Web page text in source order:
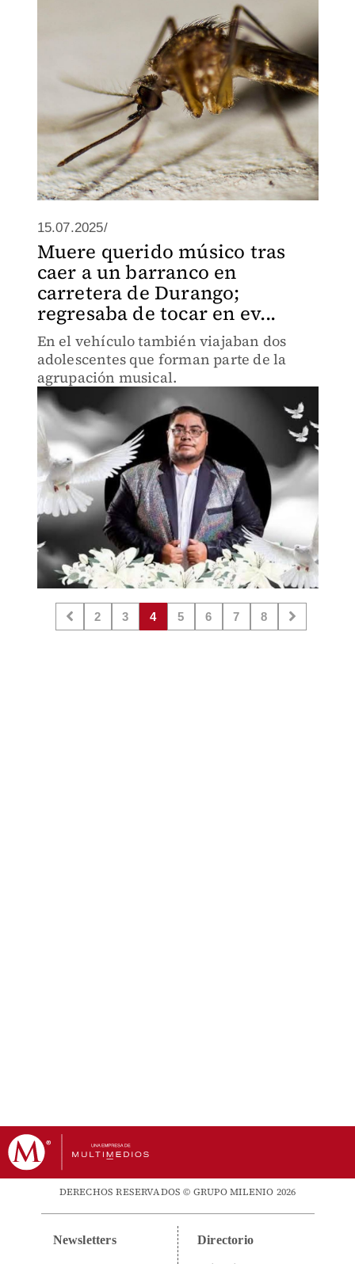
15.07.2025/
Muere querido músico tras
caer a un barranco en
carretera de Durango;
regresaba de tocar en ev...
En el vehículo también viajaban dos
adolescentes que forman parte de la
agrupación musical.
2 3 4 5 6 7 8
DERECHOS RESERVADOS © GRUPO MILENIO 2026
Newsletters Directorio